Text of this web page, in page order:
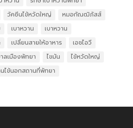
วัคซีนไข้หวัดใหญ่
หมอกัณฒิภัสส์
เบาหวาน
เบาหวาน
เปลี่ยนสายให้อาหาร
เอชไอวี
ลเมืองพัทยา ไขมัน
ไข้หวัดใหญ่
นไข้นอกสถานที่พัทยา